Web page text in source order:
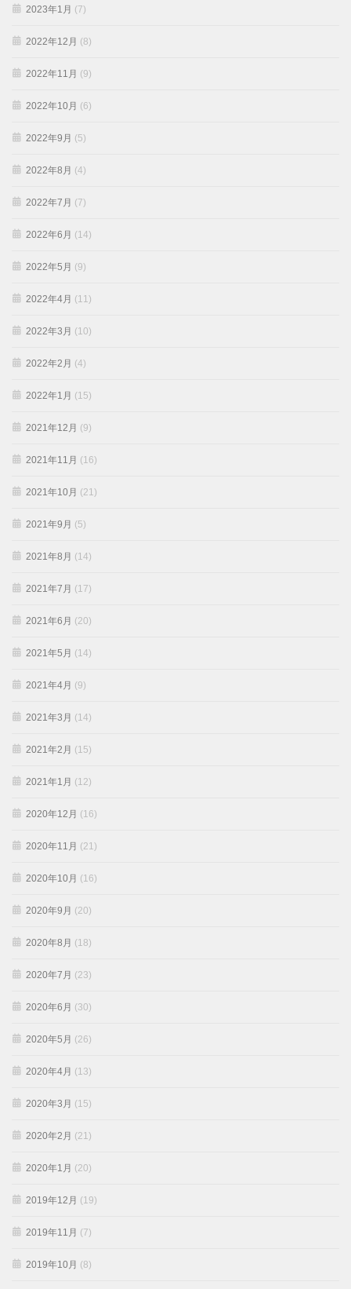
2023年1月 (7)
2022年12月 (8)
2022年11月 (9)
2022年10月 (6)
2022年9月 (5)
2022年8月 (4)
2022年7月 (7)
2022年6月 (14)
2022年5月 (9)
2022年4月 (11)
2022年3月 (10)
2022年2月 (4)
2022年1月 (15)
2021年12月 (9)
2021年11月 (16)
2021年10月 (21)
2021年9月 (5)
2021年8月 (14)
2021年7月 (17)
2021年6月 (20)
2021年5月 (14)
2021年4月 (9)
2021年3月 (14)
2021年2月 (15)
2021年1月 (12)
2020年12月 (16)
2020年11月 (21)
2020年10月 (16)
2020年9月 (20)
2020年8月 (18)
2020年7月 (23)
2020年6月 (30)
2020年5月 (26)
2020年4月 (13)
2020年3月 (15)
2020年2月 (21)
2020年1月 (20)
2019年12月 (19)
2019年11月 (7)
2019年10月 (8)